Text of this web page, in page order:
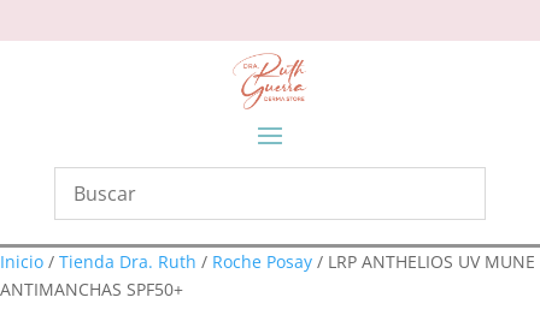
Inicio / Tienda Dra. Ruth / Roche Posay / LRP ANTHELIOS UV MUNE
ANTIMANCHAS SPF50+